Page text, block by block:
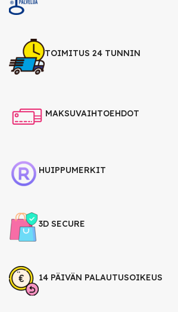
TOIMITUS 24 TUNNIN
MAKSUVAIHTOEHDOT
HUIPPUMERKIT
3D SECURE
14 PÄIVÄN PALAUTUSOIKEUS